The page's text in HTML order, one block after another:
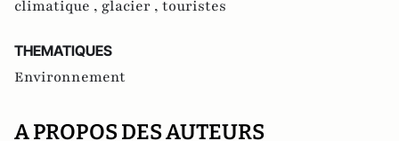
climatique , glacier , touristes
THEMATIQUES
Environnement
A PROPOS DES AUTEURS